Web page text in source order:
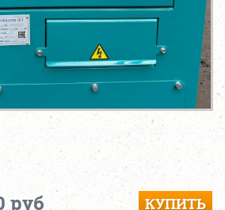
руб КУПИТЬ